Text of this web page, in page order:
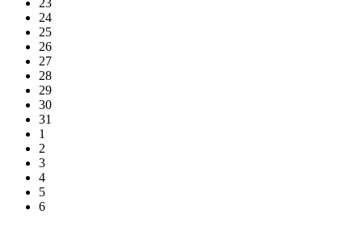
24
25
26
27
28
29
30
31
1
2
3
4
5
6